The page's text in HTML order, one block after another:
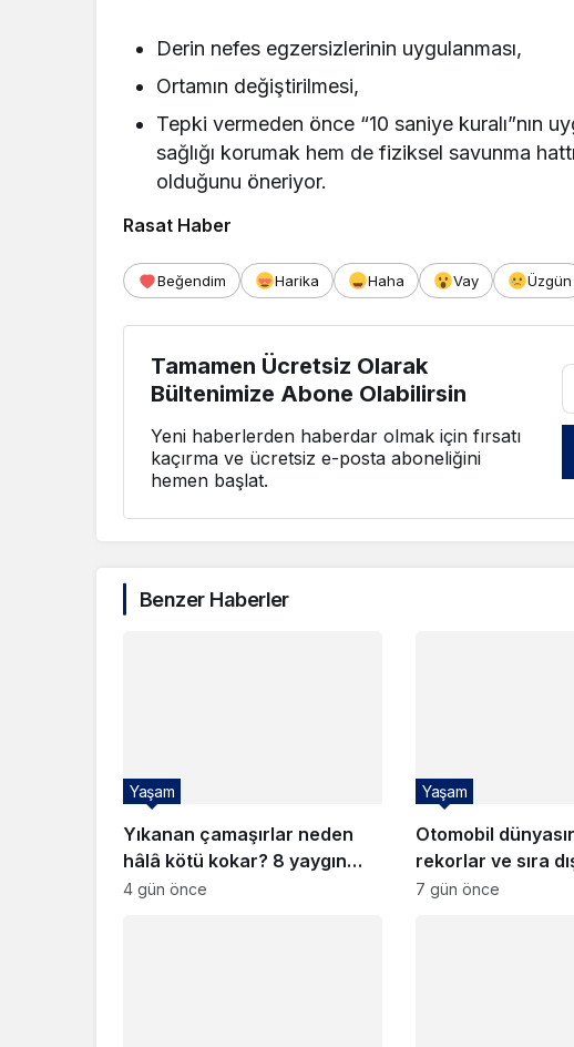
Derin nefes egzersizlerinin uygulanması,
Ortamın değiştirilmesi,
Tepki vermeden önce “10 saniye kuralı”nın
sağlığı korumak hem de fiziksel savunma
olduğunu öneriyor.
Rasat Haber
Beğendim Harika Haha Vay Üzgün
Tamamen Ücretsiz Olarak
Bültenimize Abone Olabilirsin
Yeni haberlerden haberdar olmak için fırsatı
kaçırma ve ücretsiz e-posta aboneliğini
hemen başlat.
Benzer Haberler
Yıkanan çamaşırlar neden
hâlâ kötü kokar? 8 yaygın
hata
Yaşam
4 gün önce
Otomobil
rekorlar ve sıra
Yaşam
7 gün önce